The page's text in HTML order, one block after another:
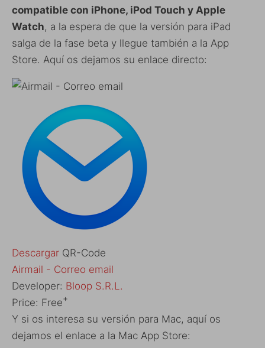
compatible con iPhone, iPod Touch y Apple
Watch, a la espera de que la versión para iPad
salga de la fase beta y llegue también a la App
Store. Aquí os dejamos su enlace directo:
Descargar QR-Code
‎Airmail - Correo email
Developer: Bloop S.R.L.
Price: Free+
Y si os interesa su versión para Mac, aquí os
dejamos el enlace a la Mac App Store: